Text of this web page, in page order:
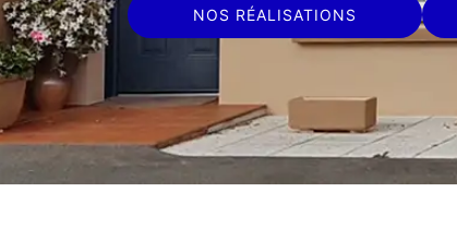
NOS RÉALISATIONS